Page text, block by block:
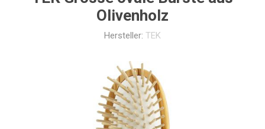
Olivenholz
Hersteller: TEK